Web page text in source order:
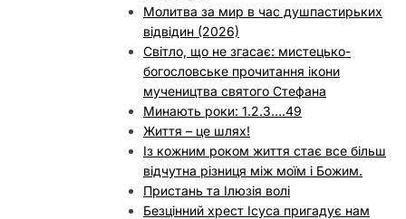
Молитва за мир в час душпастирьких
відвідин (2026)
Світло, що не згасає: мистецько-
богословське прочитання ікони
мучеництва святого Стефана
Минають роки: 1.2.3….49
Життя – це шлях!
Із кожним роком життя стає все більш
відчутна різниця між моїм і Божим.
Пристань та Ілюзія волі
Безцінний хрест Ісуса пригадує нам